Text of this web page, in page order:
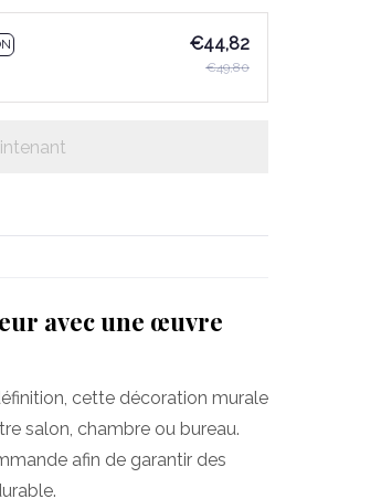
€44,82
€49,80
avec une œuvre
cette décoration murale
salon, chambre ou bureau.
afin de garantir des